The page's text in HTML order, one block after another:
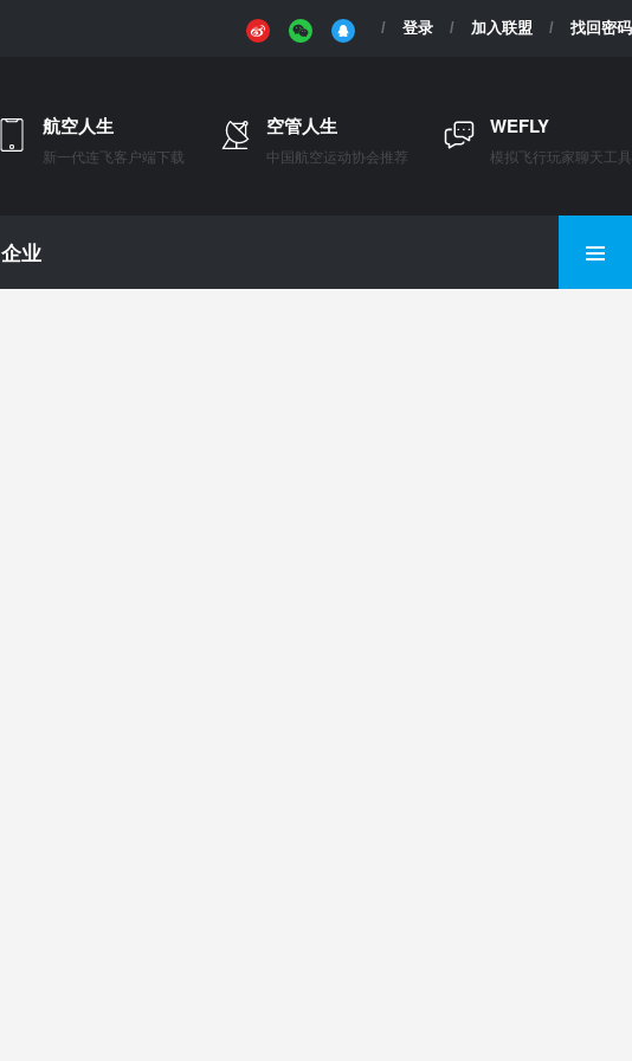
登录 加入联盟 找回密码
航空人生
新一代连飞客户端下载
空管人生
中国航空运动协会推荐
WEFLY
模拟飞行玩家聊天工具
企业